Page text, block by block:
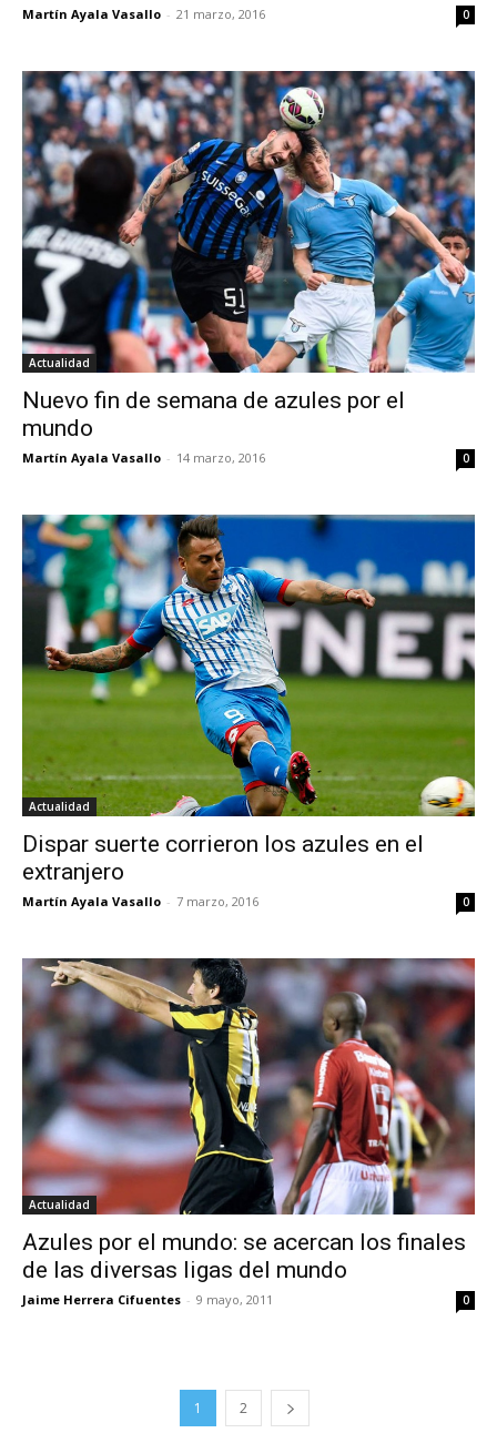
Martín Ayala Vasallo - 21 marzo, 2016 0
Actualidad
Nuevo fin de semana de azules por el
mundo
Martín Ayala Vasallo - 14 marzo, 2016 0
Actualidad
Dispar suerte corrieron los azules en el
extranjero
Martín Ayala Vasallo - 7 marzo, 2016 0
Actualidad
Azules por el mundo: se acercan los finales
de las diversas ligas del mundo
Jaime Herrera Cifuentes - 9 mayo, 2011 0
1 2